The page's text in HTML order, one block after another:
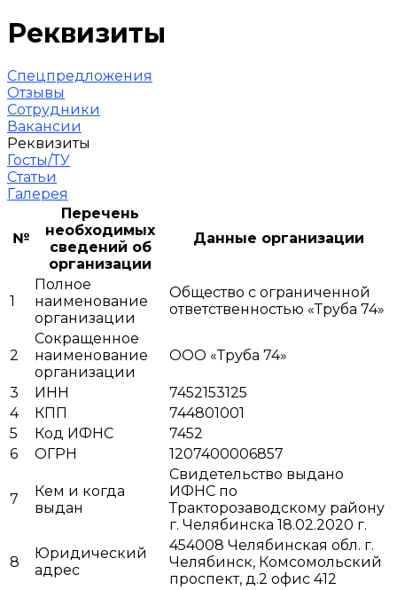
Реквизиты
Спецпредложения
Отзывы
Сотрудники
Вакансии
Реквизиты
Госты/ТУ
Статьи
Галерея
№
Перечень
необходимых
сведений об
организации
Данные организации
1
Полное
наименование
организации
Общество с ограниченной
ответственностью «Труба 74»
2
Сокращенное
наименование
организации
ООО «Труба 74»
3 ИНН
7452153125
4
КПП
744801001
5
Код ИФНС
7452
6
ОГРН 1207400006857
7
Кем и когда
выдан
Свидетельство выдано
ИФНС по
Тракторозаводскому району
г. Челябинска 18.02.2020 г.
8
Юридический
адрес
454008 Челябинская обл. г.
Челябинск, Комсомольский
проспект, д.2 офис 412